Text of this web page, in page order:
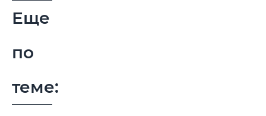
Еще
по
теме: